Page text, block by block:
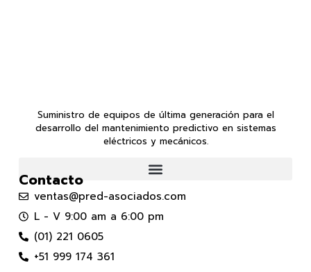
Suministro de equipos de última generación para el
desarrollo del mantenimiento predictivo en sistemas
eléctricos y mecánicos.
Contacto
ventas@pred-asociados.com
L - V 9:00 am a 6:00 pm
(01) 221 0605
+51 999 174 361